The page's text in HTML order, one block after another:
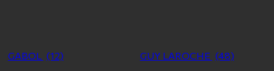
GABOL (12) GUY LAROCHE (48)